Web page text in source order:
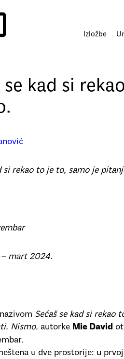
Izložbe
se kad si
si rekao to je to, samo je
mart 2024.
Sećaš se kad si rekao
Nismo. autorke Mie David
u dve prostorije: u